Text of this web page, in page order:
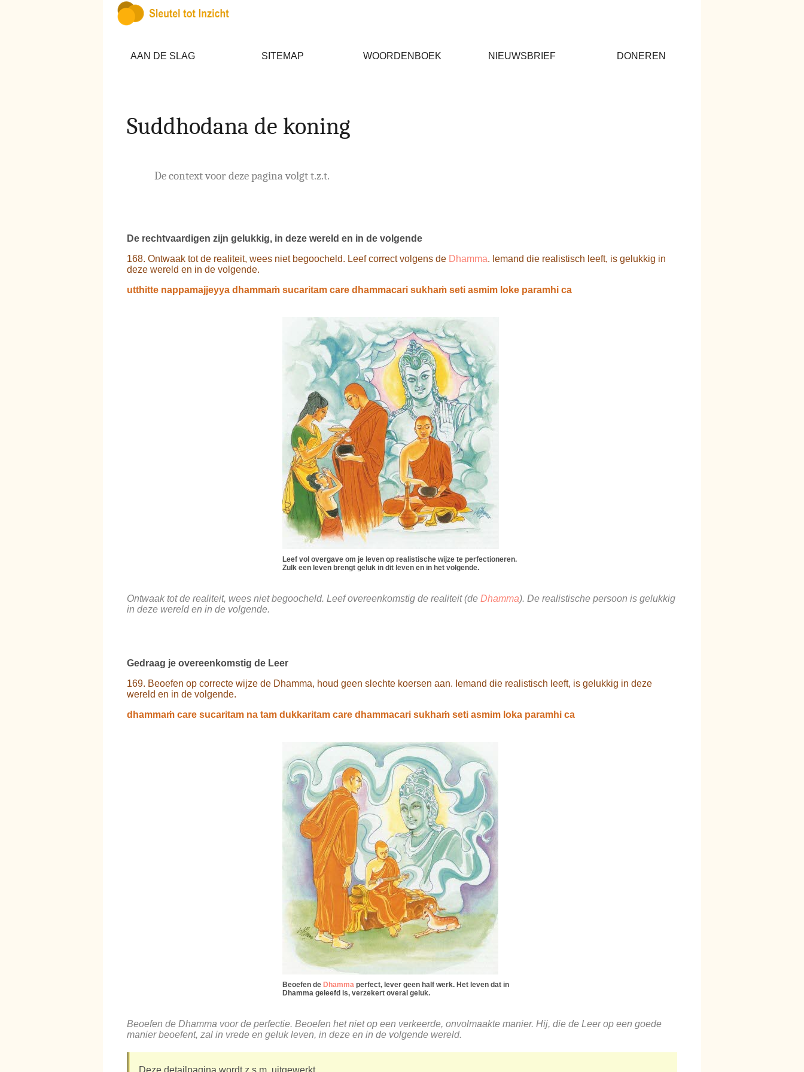
AAN DE SLAG SITEMAP WOORDENBOEK NIEUWSBRIEF DONEREN
Suddhodana de koning
De context voor deze pagina volgt t.z.t.
De rechtvaardigen zijn gelukkig, in deze wereld en in de volgende
168. Ontwaak tot de realiteit, wees niet begoocheld. Leef correct volgens de Dhamma. Iemand die realistisch leeft, is gelukkig in
deze wereld en in de volgende.
utthitte nappamajjeyya dhammaṁ sucaritam care dhammacari sukhaṁ seti asmim loke paramhi ca
Leef vol overgave om je leven op realistische wijze te perfectioneren.
Zulk een leven brengt geluk in dit leven en in het volgende.
Ontwaak tot de realiteit, wees niet begoocheld. Leef overeenkomstig de realiteit (de Dhamma). De realistische persoon is gelukkig
in deze wereld en in de volgende.
Gedraag je overeenkomstig de Leer
169. Beoefen op correcte wijze de Dhamma, houd geen slechte koersen aan. Iemand die realistisch leeft, is gelukkig in deze
wereld en in de volgende.
dhammaṁ care sucaritam na tam dukkaritam care dhammacari sukhaṁ seti asmim loka paramhi ca
Beoefen de Dhamma perfect, lever geen half werk. Het leven dat in
Dhamma geleefd is, verzekert overal geluk.
Beoefen de Dhamma voor de perfectie. Beoefen het niet op een verkeerde, onvolmaakte manier. Hij, die de Leer op een goede
manier beoefent, zal in vrede en geluk leven, in deze en in de volgende wereld.